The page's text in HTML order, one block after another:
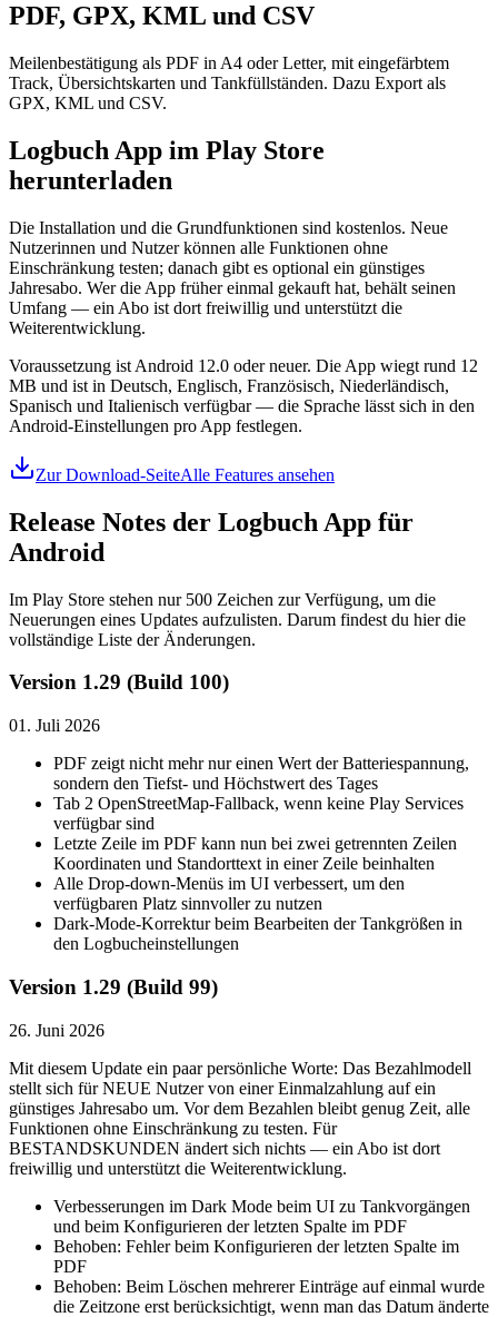
PDF, GPX, KML und CSV
Meilenbestätigung als PDF in A4 oder Letter, mit eingefärbtem
Track, Übersichtskarten und Tankfüllständen. Dazu Export als
GPX, KML und CSV.
Logbuch App im Play Store
herunterladen
Die Installation und die Grundfunktionen sind kostenlos. Neue
Nutzerinnen und Nutzer können alle Funktionen ohne
Einschränkung testen; danach gibt es optional ein günstiges
Jahresabo. Wer die App früher einmal gekauft hat, behält seinen
Umfang — ein Abo ist dort freiwillig und unterstützt die
Weiterentwicklung.
Voraussetzung ist Android 12.0 oder neuer. Die App wiegt rund 12
MB und ist in Deutsch, Englisch, Französisch, Niederländisch,
Spanisch und Italienisch verfügbar — die Sprache lässt sich in den
Android-Einstellungen pro App festlegen.
Zur Download-SeiteAlle Features ansehen
Release Notes der Logbuch App für
Android
Im Play Store stehen nur 500 Zeichen zur Verfügung, um die
Neuerungen eines Updates aufzulisten. Darum findest du hier die
vollständige Liste der Änderungen.
Version 1.29 (Build 100)
01. Juli 2026
PDF zeigt nicht mehr nur einen Wert der Batteriespannung,
sondern den Tiefst- und Höchstwert des Tages
Tab 2 OpenStreetMap-Fallback, wenn keine Play Services
verfügbar sind
Letzte Zeile im PDF kann nun bei zwei getrennten Zeilen
Koordinaten und Standorttext in einer Zeile beinhalten
Alle Drop-down-Menüs im UI verbessert, um den
verfügbaren Platz sinnvoller zu nutzen
Dark-Mode-Korrektur beim Bearbeiten der Tankgrößen in
den Logbucheinstellungen
Version 1.29 (Build 99)
26. Juni 2026
Mit diesem Update ein paar persönliche Worte: Das Bezahlmodell
stellt sich für NEUE Nutzer von einer Einmalzahlung auf ein
günstiges Jahresabo um. Vor dem Bezahlen bleibt genug Zeit, alle
Funktionen ohne Einschränkung zu testen. Für
BESTANDSKUNDEN ändert sich nichts — ein Abo ist dort
freiwillig und unterstützt die Weiterentwicklung.
Verbesserungen im Dark Mode beim UI zu Tankvorgängen
und beim Konfigurieren der letzten Spalte im PDF
Behoben: Fehler beim Konfigurieren der letzten Spalte im
PDF
Behoben: Beim Löschen mehrerer Einträge auf einmal wurde
die Zeitzone erst berücksichtigt, wenn man das Datum änderte